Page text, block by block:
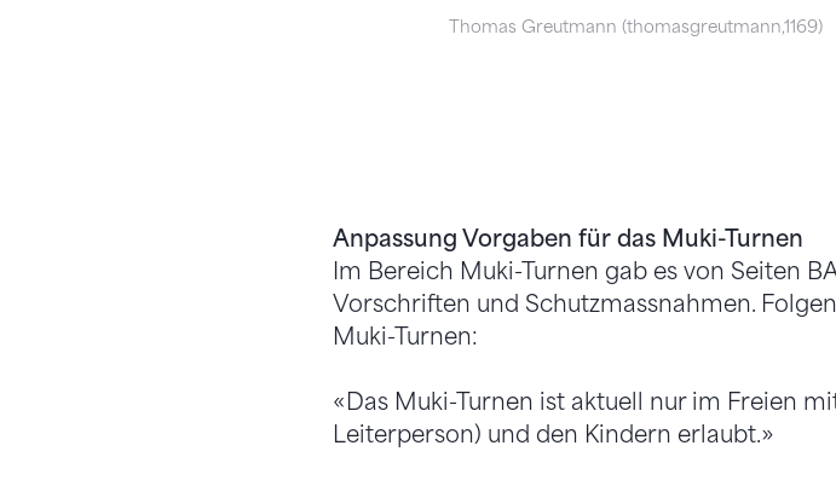
Thomas Greutmann (thomasgreutmann,1169)
Anpassung Vorgaben für das Muki-Turnen
Im Bereich Muki-Turnen gab es von Seiten
Vorschriften und Schutzmassnahmen.
Muki-Turnen:
«Das Muki-Turnen ist aktuell nur im Freien
Leiterperson) und den Kindern erlaubt.»